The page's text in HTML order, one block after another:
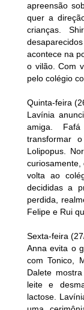
apreensão
quer a
crianças.
acontece na
o vilão. Com
pelo colégio
Quinta-feira
Lavínia
amiga.
transformar
Lolipopus.
curiosamente,
volta ao
decididas a
perdida,
Felipe e Rui
Sexta-feira
Anna evita o
com Tonico,
Dalete
leite e
lactose.